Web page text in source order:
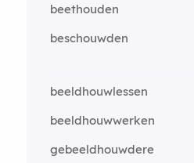
beethouden
beschouwden
beeldhouwlessen
beeldhouwwerken
gebeeldhouwdere